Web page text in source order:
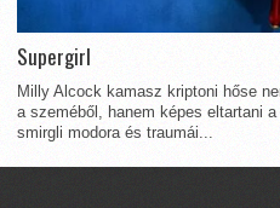
Supergirl
Milly Alcock kamasz kriptoni hőse
a szeméből, hanem képes eltartani
smirgli modora és traumái...